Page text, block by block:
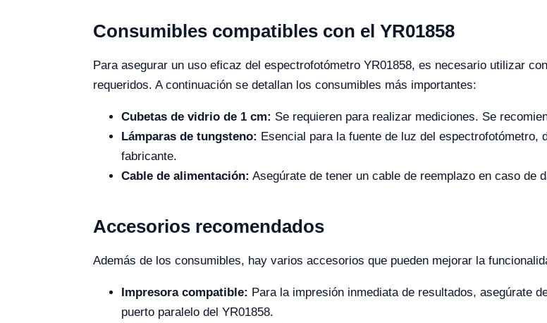
Consumibles compatibles con el YR01858
Para asegurar un uso eficaz del espectrofotómetro YR01858, es necesario utilizar
requeridos. A continuación se detallan los consumibles más importantes:
Cubetas de vidrio de 1 cm: Se requieren para realizar mediciones. Se
Lámparas de tungsteno: Esencial para la fuente de luz del
fabricante.
Cable de alimentación: Asegúrate de tener un cable de reemplazo en caso de
Accesorios recomendados
Además de los consumibles, hay varios accesorios que pueden mejorar la
Impresora compatible: Para la impresión inmediata de resultados, asegúrate
puerto paralelo del YR01858.